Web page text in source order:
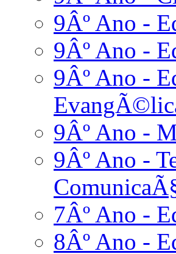
9Âº Ano -
9Âº Ano -
9Âº Ano -
9Âº Ano -
9Âº Ano -
7Âº Ano -
8Âº Ano -